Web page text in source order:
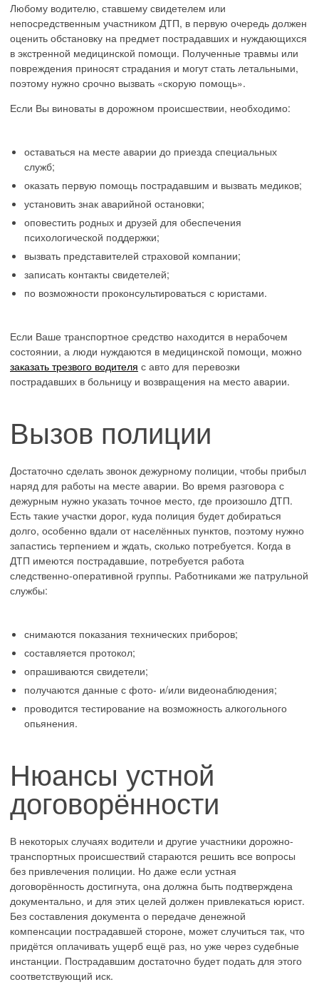
Любому водителю, ставшему свидетелем или
непосредственным участником ДТП, в первую очередь должен
оценить обстановку на предмет пострадавших и нуждающихся
в экстренной медицинской помощи. Полученные травмы или
повреждения приносят страдания и могут стать летальными,
поэтому нужно срочно вызвать «скорую помощь».
Если Вы виноваты в дорожном происшествии, необходимо:
оставаться на месте аварии до приезда специальных
служб;
оказать первую помощь пострадавшим и вызвать медиков;
установить знак аварийной остановки;
оповестить родных и друзей для обеспечения
психологической поддержки;
вызвать представителей страховой компании;
записать контакты свидетелей;
по возможности проконсультироваться с юристами.
Если Ваше транспортное средство находится в нерабочем
состоянии, а люди нуждаются в медицинской помощи, можно
заказать трезвого водителя с авто для перевозки
пострадавших в больницу и возвращения на место аварии.
Вызов полиции
Достаточно сделать звонок дежурному полиции, чтобы прибыл
наряд для работы на месте аварии. Во время разговора с
дежурным нужно указать точное место, где произошло ДТП.
Есть такие участки дорог, куда полиция будет добираться
долго, особенно вдали от населённых пунктов, поэтому нужно
запастись терпением и ждать, сколько потребуется. Когда в
ДТП имеются пострадавшие, потребуется работа
следственно-оперативной группы. Работниками же патрульной
службы:
снимаются показания технических приборов;
составляется протокол;
опрашиваются свидетели;
получаются данные с фото- и/или видеонаблюдения;
проводится тестирование на возможность алкогольного
опьянения.
Нюансы устной
договорённости
В некоторых случаях водители и другие участники дорожно-
транспортных происшествий стараются решить все вопросы
без привлечения полиции. Но даже если устная
договорённость достигнута, она должна быть подтверждена
документально, и для этих целей должен привлекаться юрист.
Без составления документа о передаче денежной
компенсации пострадавшей стороне, может случиться так, что
придётся оплачивать ущерб ещё раз, но уже через судебные
инстанции. Пострадавшим достаточно будет подать для этого
соответствующий иск.